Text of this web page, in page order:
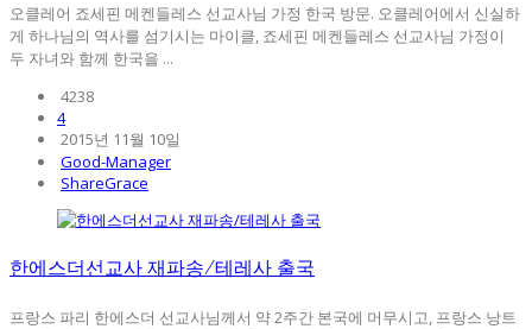
오클레어 죠세핀 메켄들레스 선교사님 가정 한국 방문. 오클레어에서 신실하
게 하나님의 역사를 섬기시는 마이클, 죠세핀 메켄들레스 선교사님 가정이
두 자녀와 함께 한국을 ...
4238
4
2015년 11월 10일
Good-Manager
ShareGrace
한에스더선교사 재파송/테레사 출국
프랑스 파리 한에스더 선교사님께서 약 2주간 본국에 머무시고, 프랑스 낭트